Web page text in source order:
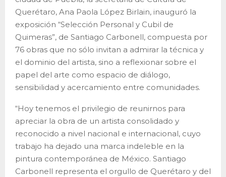
Querétaro, Ana Paola López Birlain, inauguró la
exposición “Selección Personal y Cubil de
Quimeras”, de Santiago Carbonell, compuesta por
76 obras que no sólo invitan a admirar la técnica y
el dominio del artista, sino a reflexionar sobre el
papel del arte como espacio de diálogo,
sensibilidad y acercamiento entre comunidades.
“Hoy tenemos el privilegio de reunirnos para
apreciar la obra de un artista consolidado y
reconocido a nivel nacional e internacional, cuyo
trabajo ha dejado una marca indeleble en la
pintura contemporánea de México. Santiago
Carbonell representa el orgullo de Querétaro y del